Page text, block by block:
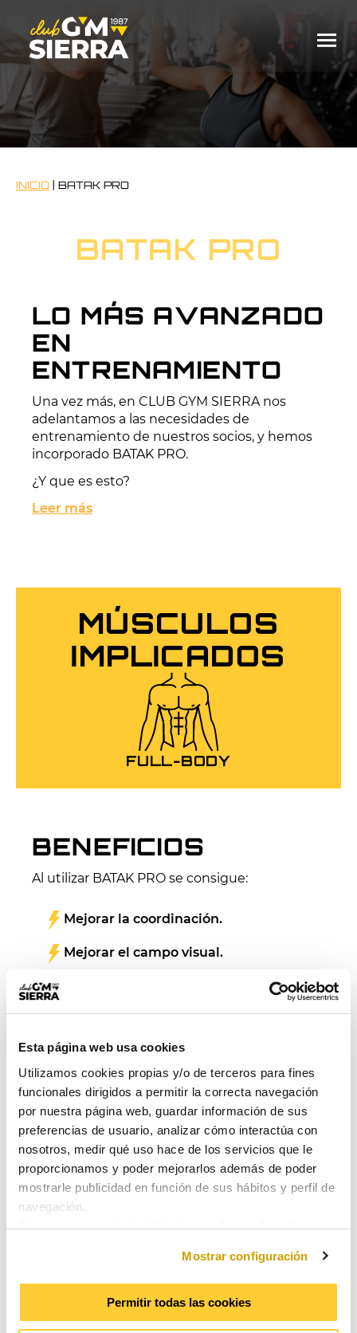
Esta página web usa cookies
Utilizamos cookies propias y/o de terceros para fines
funcionales dirigidos a permitir la correcta navegación
por nuestra página web, guardar información de sus
preferencias de usuario, analizar cómo interactúa con
nosotros, medir qué uso hace de los servicios que le
proporcionamos y poder mejorarlos además de poder
mostrarle publicidad en función de sus hábitos y perfil de
navegación.
Para gestionar o deshabilitar las cookies pulse el botón
Para consentir su utilización y confirmar que ha leído la
información proporcionada, pulse el botón “Aceptar”.
Puede obtener más información consultando nuestra
Política de Cookies.
Mostrar configuración
Permitir todas las cookies
INICIO BATAK PRO
BATAK PRO
LO MÁS AVANZADO
EN
ENTRENAMIENTO
Una vez más, en CLUB GYM SIERRA nos
adelantamos a las necesidades de
entrenamiento de nuestros socios, y hemos
incorporado BATAK PRO.
¿Y que es esto?
Leer más
MÚSCULOS
IMPLICADOS
FULL-BODY
BENEFICIOS
Al utilizar BATAK PRO se consigue:
Mejorar la coordinación.
Mejorar el campo visual.
Aumentar la velocidad de los
Establecer escalas y rankings para
evaluar la mejora en el
entrenamiento.
Entrenar independientemente de la
edad, el sexo y la condición física.
Divertirse de forma saludable.